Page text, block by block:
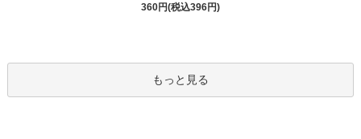
360円(税込396円)
もっと見る